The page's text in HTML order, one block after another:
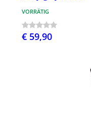
VORRÄTIG
€ 59,90